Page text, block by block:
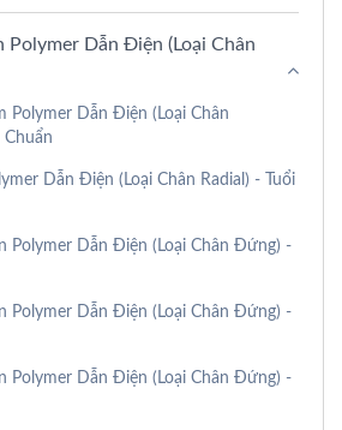
Polymer Dẫn Điện (Loại Chân
Polymer Dẫn Điện (Loại Chân
Chuẩn
Dẫn Điện (Loại Chân Radial) - Tuổi
Polymer Dẫn Điện (Loại Chân Đứng) -
Polymer Dẫn Điện (Loại Chân Đứng) -
Polymer Dẫn Điện (Loại Chân Đứng) -